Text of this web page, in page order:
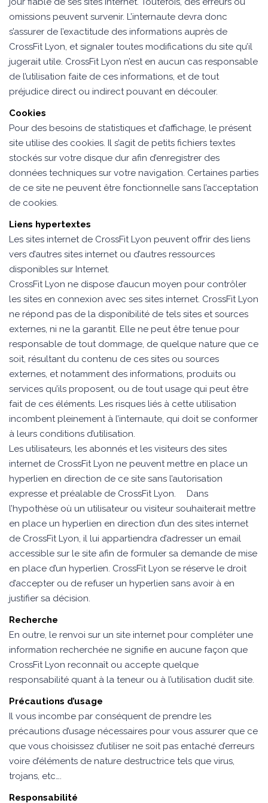
omissions peuvent survenir. L’internaute devra donc
s’assurer de l’exactitude des informations auprès de
CrossFit Lyon, et signaler toutes modifications du site qu’il
jugerait utile. CrossFit Lyon n’est en aucun cas responsable
de l’utilisation faite de ces informations, et de tout
préjudice direct ou indirect pouvant en découler.
Cookies
Pour des besoins de statistiques et d’affichage, le présent
site utilise des cookies. Il s’agit de petits fichiers textes
stockés sur votre disque dur afin d’enregistrer des
données techniques sur votre navigation. Certaines parties
de ce site ne peuvent être fonctionnelle sans l’acceptation
de cookies.
Liens hypertextes
Les sites internet de CrossFit Lyon peuvent offrir des liens
vers d’autres sites internet ou d’autres ressources
disponibles sur Internet.
CrossFit Lyon ne dispose d’aucun moyen pour contrôler
les sites en connexion avec ses sites internet. CrossFit Lyon
ne répond pas de la disponibilité de tels sites et sources
externes, ni ne la garantit. Elle ne peut être tenue pour
responsable de tout dommage, de quelque nature que ce
soit, résultant du contenu de ces sites ou sources
externes, et notamment des informations, produits ou
services qu’ils proposent, ou de tout usage qui peut être
fait de ces éléments. Les risques liés à cette utilisation
incombent pleinement à l’internaute, qui doit se conformer
à leurs conditions d’utilisation.
Les utilisateurs, les abonnés et les visiteurs des sites
internet de CrossFit Lyon ne peuvent mettre en place un
hyperlien en direction de ce site sans l’autorisation
expresse et préalable de CrossFit Lyon. Dans
l’hypothèse où un utilisateur ou visiteur souhaiterait mettre
en place un hyperlien en direction d’un des sites internet
de CrossFit Lyon, il lui appartiendra d’adresser un email
accessible sur le site afin de formuler sa demande de mise
en place d’un hyperlien. CrossFit Lyon se réserve le droit
d’accepter ou de refuser un hyperlien sans avoir à en
justifier sa décision.
Recherche
En outre, le renvoi sur un site internet pour compléter une
information recherchée ne signifie en aucune façon que
CrossFit Lyon reconnaît ou accepte quelque
responsabilité quant à la teneur ou à l’utilisation dudit site.
Précautions d’usage
Il vous incombe par conséquent de prendre les
précautions d’usage nécessaires pour vous assurer que ce
que vous choisissez d’utiliser ne soit pas entaché d’erreurs
voire d’éléments de nature destructrice tels que virus,
trojans, etc….
Responsabilité